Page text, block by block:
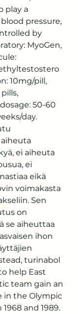
play a
pressure,
by
MyoGen,
10mg/pill,
50-60
day.
ei aiheuta
ei
eikä
voimakasta
Sen
on
se aiheuttaa
ihon
turinabol
help East
team gain an
in the Olympic
and 1989.